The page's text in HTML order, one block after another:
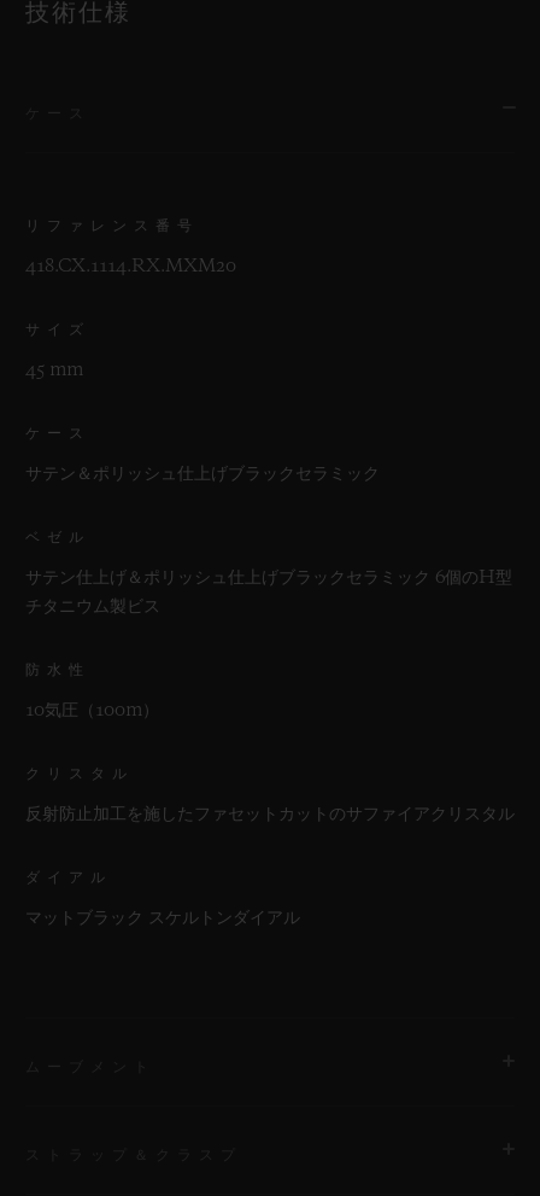
技術仕様
リファレンス番号
418.CX.1114.RX.MXM20
サイズ
45 mm
ケース
サテン＆ポリッシュ仕上げブラックセラミック
ベゼル
サテン仕上げ＆ポリッシュ仕上げブラックセラミック 6個のH型
チタニウム製ビス
防水性
10気圧（100m）
クリスタル
反射防止加工を施したファセットカットのサファイアクリスタル
ダイアル
マットブラック スケルトンダイアル